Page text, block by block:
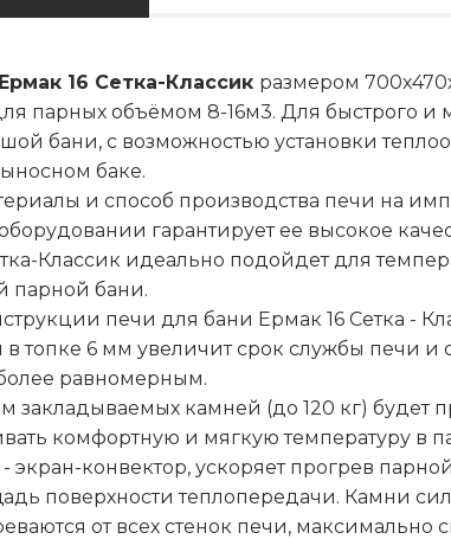
16 Сетка-Классик размером
парных объёмом 8-16м3. Для быстрого и
бани, с возможностью установки
баке.
и способ производства печи на
гарантирует ее высокое
Классик идеально подойдет для
парной бани.
печи для бани Ермак 16 Сетка -
в топке 6 мм увеличит срок службы печи и
равномерным.
закладываемых камней (до 120 кг) будет
комфортную и мягкую температуру в
экран-конвектор, ускоряет прогрев
поверхности теплопередачи. Камни
от всех стенок печи, максимально